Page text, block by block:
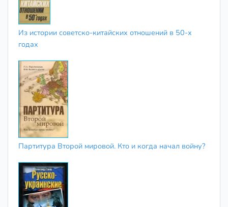
Из истории советско-китайских отношений в 50-х
годах
Партитура Второй мировой. Кто и когда начал войну?